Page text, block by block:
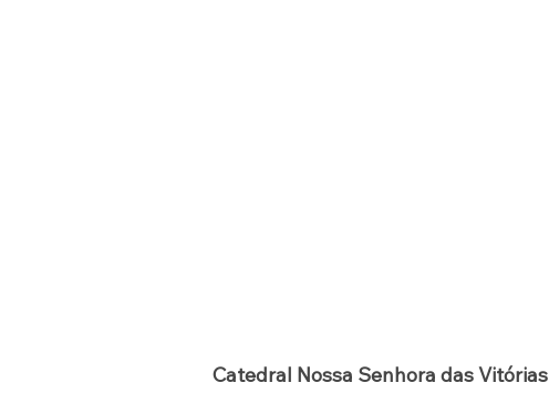
Catedral Nossa Senhora das Vitórias